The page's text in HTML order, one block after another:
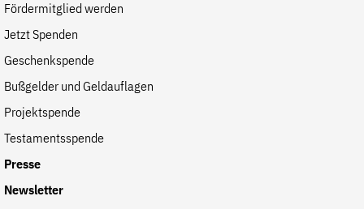
Fördermitglied werden
Jetzt Spenden
Geschenkspende
Bußgelder und Geldauflagen
Projektspende
Testamentsspende
Presse
Newsletter